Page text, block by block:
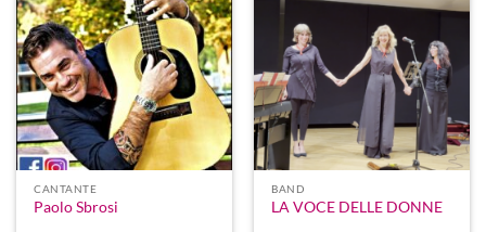
CANTANTE
Paolo Sbrosi
BAND
LA VOCE DELLE DONNE